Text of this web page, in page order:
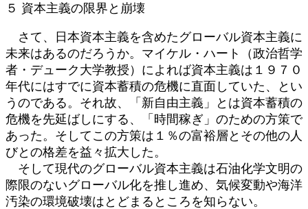
５ 資本主義の限界と崩壊
さて、日本資本主義を含めたグローバル資本主義に
未来はあるのだろうか。マイケル・ハート（政治哲学
者・デューク大学教授）によれば資本主義は１９７０
年代にはすでに資本蓄積の危機に直面していた、とい
うのである。それ故、「新自由主義」とは資本蓄積の
危機を先延ばしにする、「時間稼ぎ」のための方策で
あった。そしてこの方策は１％の富裕層とその他の人
びとの格差を益々拡大した。
そして現代のグローバル資本主義は石油化学文明の
際限のないグローバル化を推し進め、気候変動や海洋
汚染の環境破壊はとどまるところを知らない。